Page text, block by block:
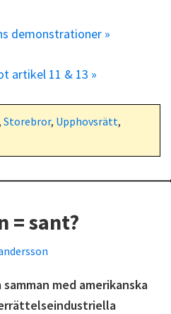
demonstrationer »
artikel 11 & 13 »
Storebror, Upphovsrätt,
= sant?
med amerikanska